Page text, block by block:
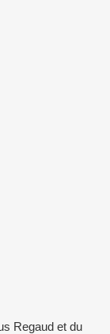
Regaud et du